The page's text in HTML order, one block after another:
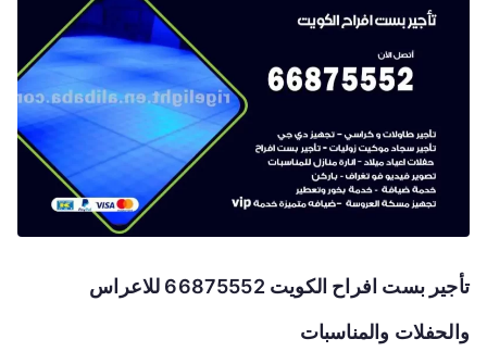
تأجير بست افراح الكويت 66875552 للاعراس
والحفلات والمناسبات